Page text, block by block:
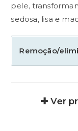
pele,
sedosa, lisa e
Remoção/
✚ Ver